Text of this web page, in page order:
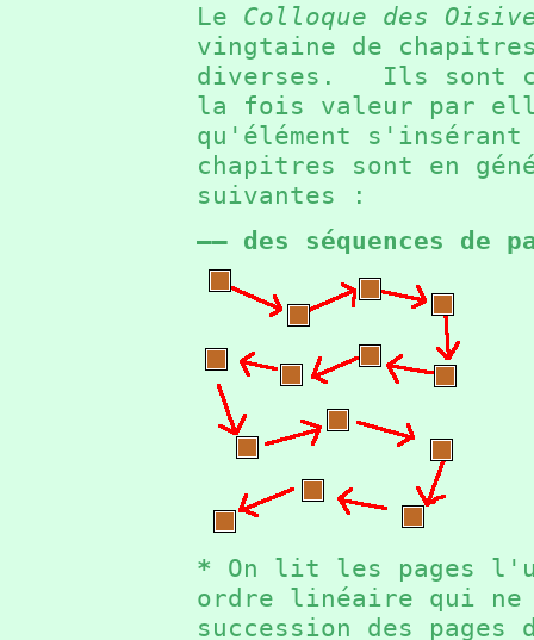
Le Colloque des
vingtaine de
diverses. Ils sont
la fois valeur par
qu'élément
chapitres sont en
suivantes :
—— des séquences de
* On lit les pages
ordre linéaire qui
succession des